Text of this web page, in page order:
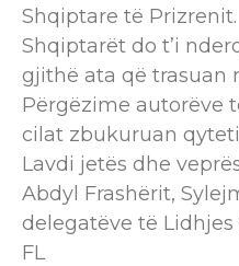
Shqiptare të Prizrenit.
Shqiptarët do t’i
gjithë ata që trasuan
Përgëzime autorëve
cilat zbukuruan
Lavdi jetës dhe
Abdyl Frashërit,
delegatëve të
FL